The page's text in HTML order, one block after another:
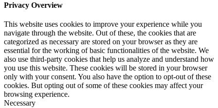
Privacy Overview
This website uses cookies to improve your experience while you
navigate through the website. Out of these, the cookies that are
categorized as necessary are stored on your browser as they are
essential for the working of basic functionalities of the website. We
also use third-party cookies that help us analyze and understand how
you use this website. These cookies will be stored in your browser
only with your consent. You also have the option to opt-out of these
cookies. But opting out of some of these cookies may affect your
browsing experience.
Necessary